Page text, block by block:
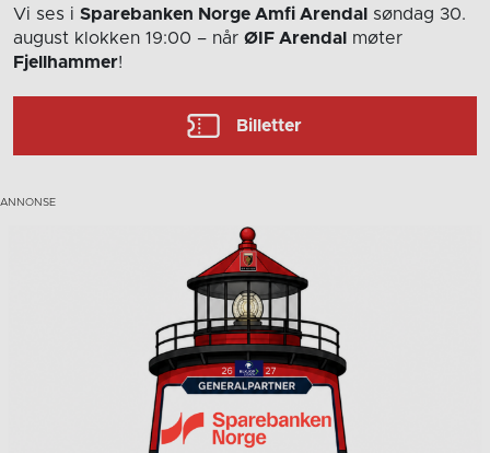
Vi ses i Sparebanken Norge Amfi Arendal
søndag 30.
august klokken 19:00 – når ØIF Arendal
møter
Fjellhammer!
Billetter